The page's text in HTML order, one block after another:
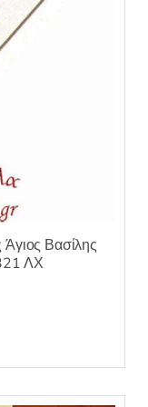
Βασίλης
ΛΧ